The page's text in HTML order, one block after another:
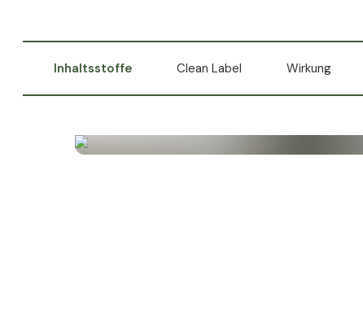
Inhaltsstoffe Clean Label Wirkung